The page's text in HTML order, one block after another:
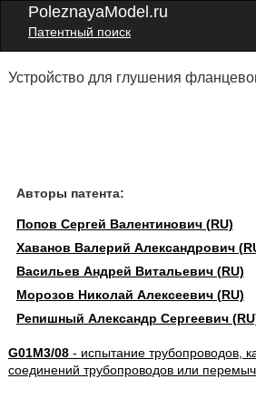
PoleznayaModel.ru
Патентный поиск
Устройство для глушения
Авторы патента:
Попов Сергей Валентинович (RU)
Хаванов Валерий Александрович
Васильев Андрей Витальевич (RU)
Морозов Николай Алексеевич (RU)
Репишный Александр Сергеевич
G01M3/08- испытание трубопроводов,
соединений трубопроводов или